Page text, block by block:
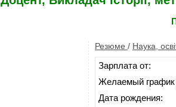
Резюме / Наука,
Зарплата от:
Желаемый график
Дата рождения: